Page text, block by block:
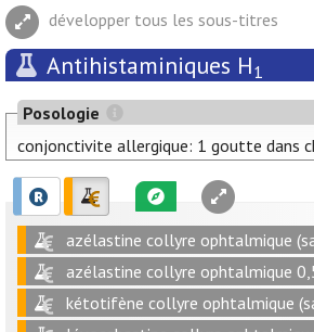
développer tous les sous-titres
Antihistaminiques H1
Posologie
conjonctivite allergique: 1 goutte dans
azélastine collyre ophtalmique
azélastine collyre ophtalmique
kétotifène collyre ophtalmique